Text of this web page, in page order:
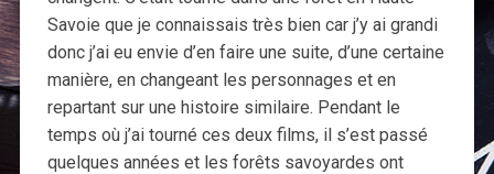
Savoie que je connaissais très bien car j’y ai grandi
donc j’ai eu envie d’en faire une suite, d’une certaine
manière, en changeant les personnages et en
repartant sur une histoire similaire. Pendant le
temps où j’ai tourné ces deux films, il s’est passé
quelques années et les forêts savoyardes ont